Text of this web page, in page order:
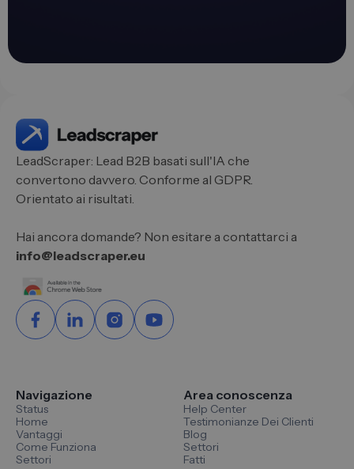
LeadScraper: Lead B2B basati sull'IA che
convertono davvero. Conforme al GDPR.
Orientato ai risultati.
Hai ancora domande? Non esitare a contattarci a
info@leadscraper.eu
Navigazione
Status
Home
Vantaggi
Come Funziona
Settori
Area conoscenza
Help Center
Testimonianze Dei Clienti
Blog
Settori
Fatti